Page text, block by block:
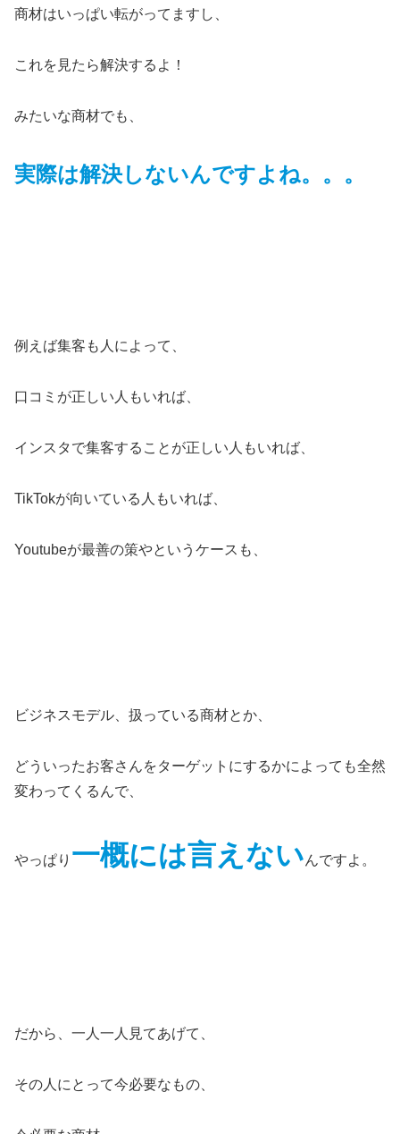
商材はいっぱい転がってますし、
これを見たら解決するよ！
みたいな商材でも、
実際は解決しないんですよね。。。
例えば集客も人によって、
口コミが正しい人もいれば、
インスタで集客することが正しい人もいれば、
TikTokが向いている人もいれば、
Youtubeが最善の策やというケースも、
ビジネスモデル、扱っている商材とか、
どういったお客さんをターゲットにするかによっても全然
変わってくるんで、
やっぱり 一概には言えないんですよ。
だから、一人一人見てあげて、
その人にとって今必要なもの、